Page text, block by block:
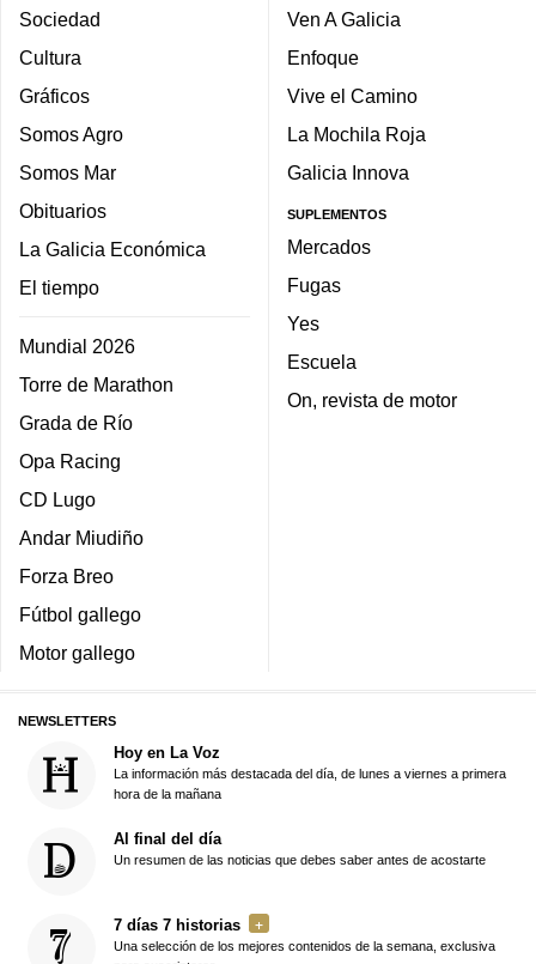
Sociedad
Cultura
Gráficos
Somos Agro
Somos Mar
Obituarios
La Galicia Económica
El tiempo
Mundial 2026
Torre de Marathon
Grada de Río
Opa Racing
CD Lugo
Andar Miudiño
Forza Breo
Fútbol gallego
Motor gallego
Ven A Galicia
Enfoque
Vive el Camino
La Mochila Roja
Galicia Innova
SUPLEMENTOS
Mercados
Fugas
Yes
Escuela
On, revista de motor
NEWSLETTERS
Hoy en La Voz
La información más destacada del día, de lunes a viernes a primera
hora de la mañana
Al final del día
Un resumen de las noticias que debes saber antes de acostarte
7 días 7 historias
Una selección de los mejores contenidos de la semana, exclusiva